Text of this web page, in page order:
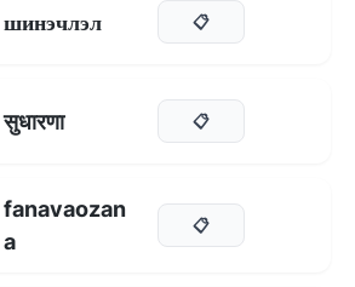
шинэчлэл 📋
सुधारणा 📋
fanavaozan
a
📋